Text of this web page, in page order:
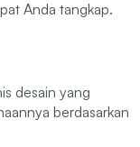
Anda tangkap.
desain yang
berdasarkan